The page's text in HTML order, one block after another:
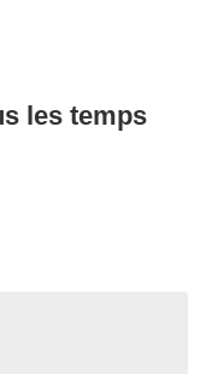
les temps